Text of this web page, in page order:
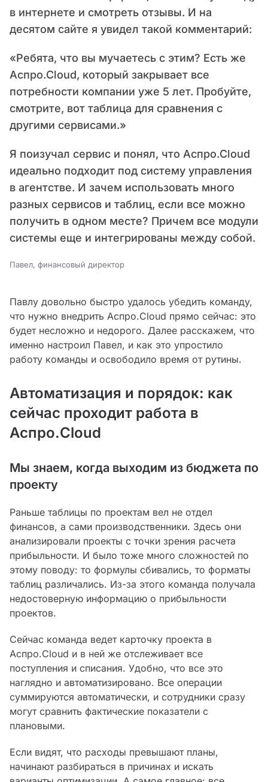
в интернете и смотреть отзывы. И на
десятом сайте я увидел такой комментарий:
«Ребята, что вы мучаетесь с этим? Есть же
Аспро.Cloud, который закрывает все
потребности компании уже 5 лет. Пробуйте,
смотрите, вот таблица для сравнения с
другими сервисами.»
Я поизучал сервис и понял, что Аспро.Cloud
идеально подходит под систему управления
в агентстве. И зачем использовать много
разных сервисов и таблиц, если все можно
получить в одном месте? Причем все модули
системы еще и интегрированы между собой.
Павел, финансовый директор
Павлу довольно быстро удалось убедить команду,
что нужно внедрить Аспро.Cloud прямо сейчас: это
будет несложно и недорого. Далее расскажем, что
именно настроил Павел, и как это упростило
работу команды и освободило время от рутины.
Автоматизация и порядок: как
сейчас проходит работа в
Аспро.Cloud
Мы знаем, когда выходим из бюджета по
проекту
Раньше таблицы по проектам вел не отдел
финансов, а сами производственники. Здесь они
анализировали проекты с точки зрения расчета
прибыльности. И было тоже много сложностей по
этому поводу: то формулы сбивались, то форматы
таблиц различались. Из-за этого команда получала
недостоверную информацию о прибыльности
проектов.
Сейчас команда ведет карточку проекта в
Аспро.Cloud и в ней же отслеживает все
поступления и списания. Удобно, что все это
наглядно и автоматизировано. Все операции
суммируются автоматически, и сотрудники сразу
могут сравнить фактические показатели с
плановыми.
Если видят, что расходы превышают планы,
начинают разбираться в причинах и искать